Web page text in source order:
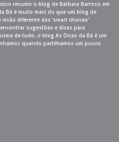
resumir o blog de Bárbara Barroso em
Bá é muito mais do que um blog de
diferente das ‘smart choices’
sugestões e dicas para
de tudo, o blog As Dicas da Bá é um
quando partilhamos um pouco